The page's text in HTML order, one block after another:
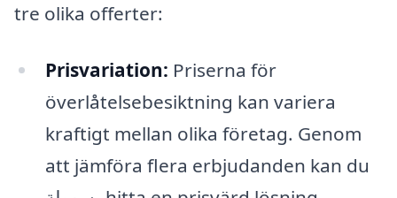
tre olika offerter:
Prisvariation: Priserna för
överlåtelsebesiktning kan variera
kraftigt mellan olika företag. Genom
att jämföra flera erbjudanden kan du